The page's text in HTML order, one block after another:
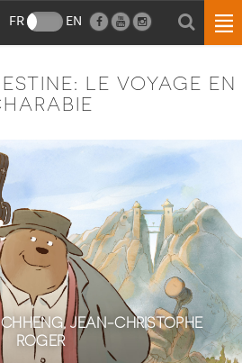
FR EN
LE VOYAGE EN
JEAN-CHRISTOPHE
ROGER